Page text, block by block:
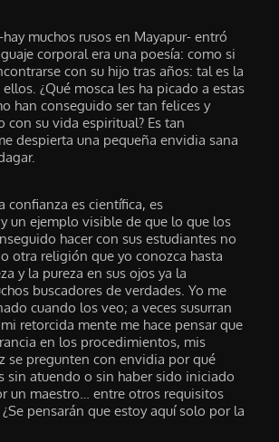
muchos rusos en Mayapur- entró
corporal era una poesía: como si
con su hijo tras años: tal es la
¿Qué mosca les ha picado a estas
han conseguido ser tan felices y
con su vida espiritual? Es tan
despierta una pequeña envidia sana
confianza es científica, es
un ejemplo visible de que lo que los
hacer con sus estudiantes no
otra religión que yo conozca hasta
y la pureza en sus ojos ya la
buscadores de verdades. Yo me
cuando los veo; a veces susurran
retorcida mente me hace pensar que
en los procedimientos, mis
se pregunten con envidia por qué
sin atuendo o sin haber sido iniciado
un maestro… entre otros requisitos
pensarán que estoy aquí solo por la